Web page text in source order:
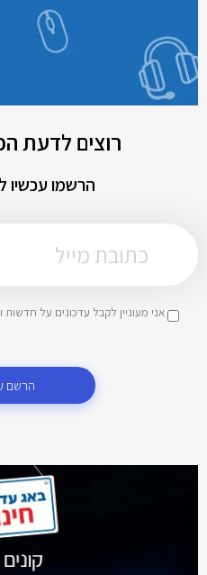
רוצים לדעת
הרשמו עכשיו
אני מעוניין לקבל עדכונים על
הרשם